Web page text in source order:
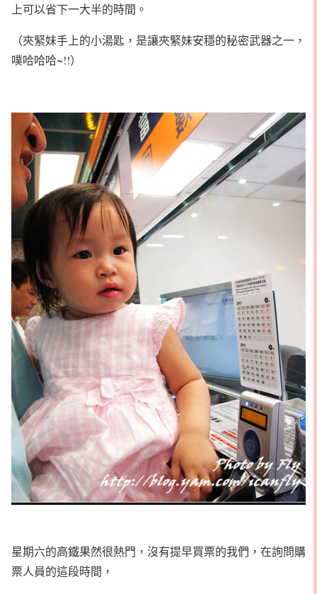
上可以省下一大半的時間。
（夾緊妹手上的小湯匙，是讓夾緊妹安穩的秘密武器之一，
噗哈哈哈~!!）
星期六的高鐵果然很熱門，沒有提早買票的我們，在詢問購
票人員的這段時間，